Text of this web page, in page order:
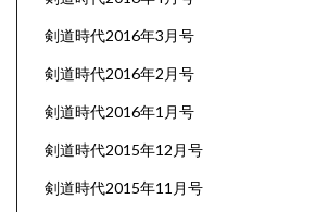
剣道時代2016年3月号
剣道時代2016年2月号
剣道時代2016年1月号
剣道時代2015年12月号
剣道時代2015年11月号